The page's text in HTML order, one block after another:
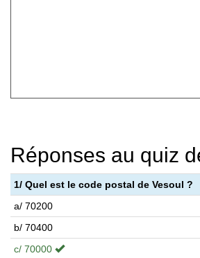
Réponses au quiz
1/ Quel est le code postal de Vesoul ?
a/ 70200
b/ 70400
c/ 70000